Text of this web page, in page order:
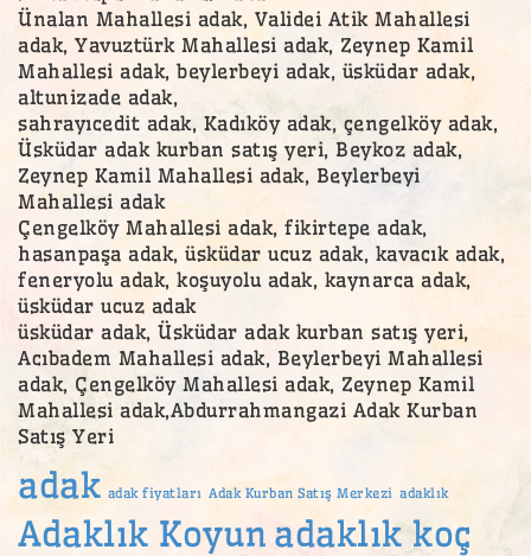
Ünalan Mahallesi adak, Validei Atik Mahallesi
adak, Yavuztürk Mahallesi adak, Zeynep Kamil
Mahallesi adak, beylerbeyi adak, üsküdar adak,
altunizade adak,
sahrayıcedit adak, Kadıköy adak, çengelköy adak,
Üsküdar adak kurban satış yeri, Beykoz adak,
Zeynep Kamil Mahallesi adak, Beylerbeyi
Mahallesi adak
Çengelköy Mahallesi adak, fikirtepe adak,
hasanpaşa adak, üsküdar ucuz adak, kavacık adak,
feneryolu adak, koşuyolu adak, kaynarca adak,
üsküdar ucuz adak
üsküdar adak, Üsküdar adak kurban satış yeri,
Acıbadem Mahallesi adak, Beylerbeyi Mahallesi
adak, Çengelköy Mahallesi adak, Zeynep Kamil
Mahallesi adak,Abdurrahmangazi Adak Kurban
Satış Yeri
adak adak fiyatları Adak Kurban Satış Merkezi adaklık
Adaklık Koyun adaklık koç